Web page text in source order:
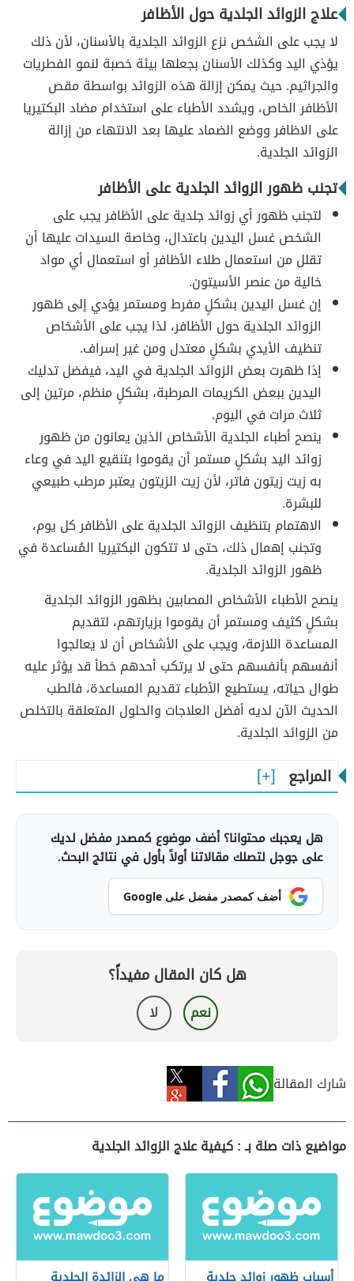
علاج الزوائد الجلدية حول الأظافر
لا يجب على الشخص نزع الزوائد الجلدية بالأسنان، لأن ذلك
يؤذي اليد وكذلك الأسنان بجعلها بيئة خصبة لنمو الفطريات
والجراثيم. حيث يمكن إزالة هذه الزوائد بواسطة مقص
الأظافر الخاص، ويشدد الأطباء على استخدام مضاد البكتيريا
على الاظافر ووضع الضماد عليها بعد الانتهاء من إزالة
الزوائد الجلدية.
تجنب ظهور الزوائد الجلدية على الأظافر
لتجنب ظهور أي زوائد جلدية على الأظافر يجب على
الشخص غسل اليدين باعتدال، وخاصة السيدات عليها أن
تقلل من استعمال طلاء الأظافر أو استعمال أي مواد
خالية من عنصر الأسيتون.
إن غسل اليدين بشكلٍ مفرط ومستمر يؤدي إلى ظهور
الزوائد الجلدية حول الأظافر، لذا يجب على الأشخاص
تنظيف الأيدي بشكلٍ معتدل ومن غير إسراف.
إذا ظهرت بعض الزوائد الجلدية في اليد، فيفضل تدليك
اليدين ببعض الكريمات المرطبة، بشكلٍ منظم، مرتين إلى
ثلاث مرات في اليوم.
ينصح أطباء الجلدية الأشخاص الذين يعانون من ظهور
زوائد اليد بشكلٍ مستمر أن يقوموا بتنقيع اليد في وعاء
به زيت زيتون فاتر، لأن زيت الزيتون يعتبر مرطب طبيعي
للبشرة.
الاهتمام بتنظيف الزوائد الجلدية على الأظافر كل يوم،
وتجنب إهمال ذلك، حتى لا تتكون البكتيريا المُساعدة في
ظهور الزوائد الجلدية.
ينصح الأطباء الأشخاص المصابين بظهور الزوائد الجلدية
بشكلٍ كثيف ومستمر أن يقوموا بزيارتهم، لتقديم
المساعدة اللازمة، ويجب على الأشخاص أن لا يعالجوا
أنفسهم بأنفسهم حتى لا يرتكب أحدهم خطأ قد يؤثر عليه
طوال حياته، يستطيع الأطباء تقديم المساعدة، فالطب
الحديث الآن لديه أفضل العلاجات والحلول المتعلقة بالتخلص
من الزوائد الجلدية.
المراجع
هل يعجبك محتوانا؟ أضف موضوع كمصدر مفضل لديك
على جوجل لتصلك مقالاتنا أولاً بأول في نتائج البحث.
أضف كمصدر مفضل على Google
هل كان المقال مفيداً؟
نعم لا
شارك المقالة
مواضيع ذات صلة بـ : كيفية علاج الزوائد الجلدية